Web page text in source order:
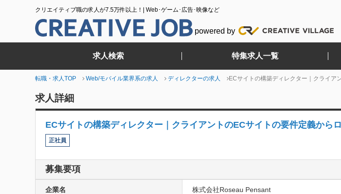
クリエイティブ職の求人が7.5万件以上！| Web･ゲーム･広告･映像など
powered by
求人検索 特集求人一覧
転職・求人TOP Web/モバイル業界系の求人 ディレクターの求人 ECサイトの構築ディレクター｜クライア
求人詳細
ECサイトの構築ディレクター｜クライアントのECサイトの要件定義から
正社員
募集要項
企業名 株式会社Roseau Pensant